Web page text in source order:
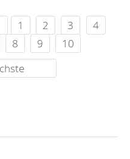
1 2 3
4
8 9
10